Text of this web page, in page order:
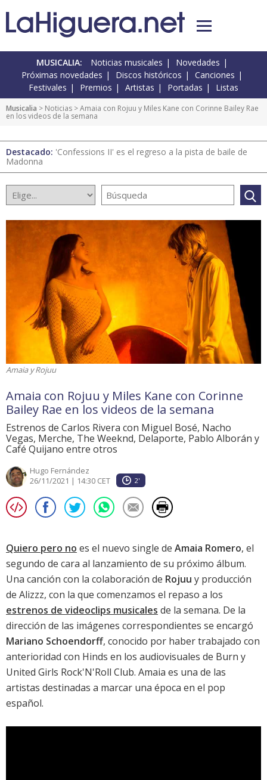
MUSICALIA: Noticias musicales
Novedades
Próximas novedades
Discos históricos
Canciones
Festivales
Premios Artistas Portadas Listas
Musicalia > Noticias > Amaia con Rojuu y Miles Kane con Corinne Bailey Rae
en los videos de la semana
Destacado: 'Confessions II' es el regreso a la pista de baile de
Madonna
Amaia y Rojuu
Amaia con Rojuu y Miles Kane con Corinne
Bailey Rae en los videos de la semana
Estrenos de Carlos Rivera con Miguel Bosé, Nacho
Vegas, Merche, The Weeknd, Delaporte, Pablo Alborán y
Café Quijano entre otros
Hugo Fernández
26/11/2021 | 14:30 CET
2'
Quiero pero no es el nuevo single de Amaia Romero, el
segundo de cara al lanzamiento de su próximo álbum.
Una canción con la colaboración de Rojuu y producción
de Alizzz, con la que comenzamos el repaso a los
estrenos de videoclips musicales de la semana. De la
dirección de las imágenes correspondientes se encargó
Mariano Schoendorff, conocido por haber trabajado con
anterioridad con Hinds en los audiovisuales de Burn y
United Girls Rock'N'Roll Club. Amaia es una de las
artistas destinadas a marcar una época en el pop
español.